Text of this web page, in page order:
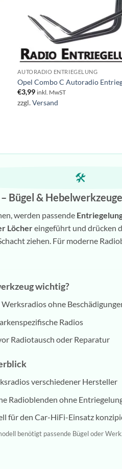
AUTORADIO ENTRIEGELUNG
Opel Combo C Autoradio
€3,99 inkl. MwST
zzgl.Versand
🛠️
Bügel &
werden passende
Löchereingeführt und drücken
ziehen. Für moderne
wichtig?
ohne
Radios
Radiotausch oder Reparatur
verschiedener Hersteller
Radioblenden ohne
für den Car-HiFi-Einsatz
benötigt passende Bügel oder